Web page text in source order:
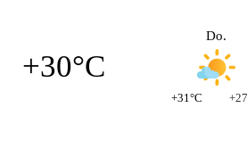
+30°C
Do.
+31°C